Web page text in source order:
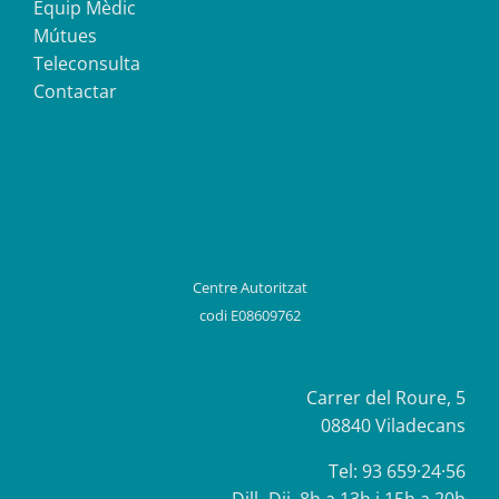
Ana
Luque
Equip Mèdic
Mútues
Teleconsulta
Contactar
Centre Autoritzat
codi E08609762
Carrer del Roure, 5
08840 Viladecans
Tel: 93 659·24·56